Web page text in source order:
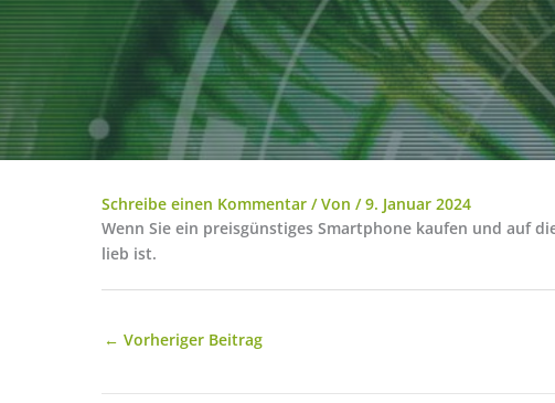
Schreibe einen Kommentar / Von /9. Januar 2024
Wenn Sie ein preisgünstiges Smartphone kaufen und auf
lieb ist.
← Vorheriger Beitrag